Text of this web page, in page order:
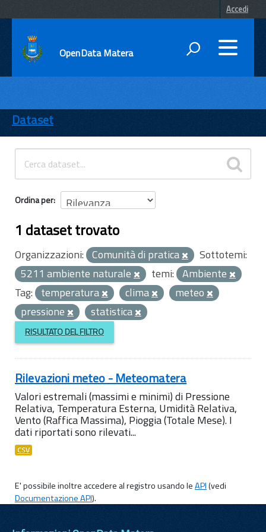
Accedi
OpenData Matera
ENTI
TEMI
INFORMAZIONI
Dataset
Ordina per
1 dataset trovato
Organizzazioni: Comunità di pratica
Sottotemi:
5211 ambiente naturale
temi: Ambiente
Tag: temperatura clima
meteo
pressione
statistica
RISULTATO DEL FILTRO
Rilevazioni meteo - Meteomatera
Valori estremali (massimi e minimi) di Pressione
Relativa, Temperatura Esterna, Umidità Relativa,
Vento (Raffica Massima), Pioggia (Totale Mese). I
dati riportati sono rilevati...
CSV
E' possibile inoltre accedere al registro usando leAPI(vedi
Documentazione API).